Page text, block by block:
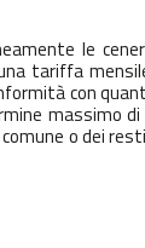
le
tariffa
con
massimo
comune o dei